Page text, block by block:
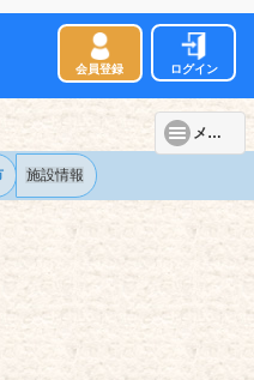
会員登録 ログイン
メニュー
施設情報